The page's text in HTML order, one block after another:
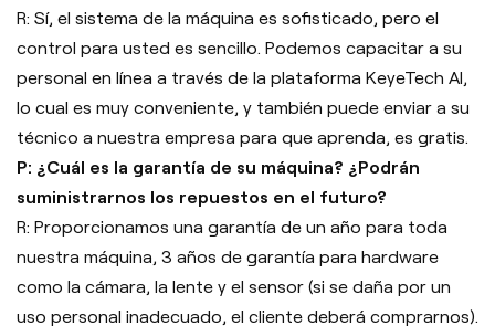
R: Sí, el sistema de la máquina es sofisticado, pero el
control para usted es sencillo. Podemos capacitar a su
personal en línea a través de la plataforma KeyeTech AI,
lo cual es muy conveniente, y también puede enviar a su
técnico a nuestra empresa para que aprenda, es gratis.
P: ¿Cuál es la garantía de su máquina? ¿Podrán
suministrarnos los repuestos en el futuro?
R: Proporcionamos una garantía de un año para toda
nuestra máquina, 3 años de garantía para hardware
como la cámara, la lente y el sensor (si se daña por un
uso personal inadecuado, el cliente deberá comprarnos).